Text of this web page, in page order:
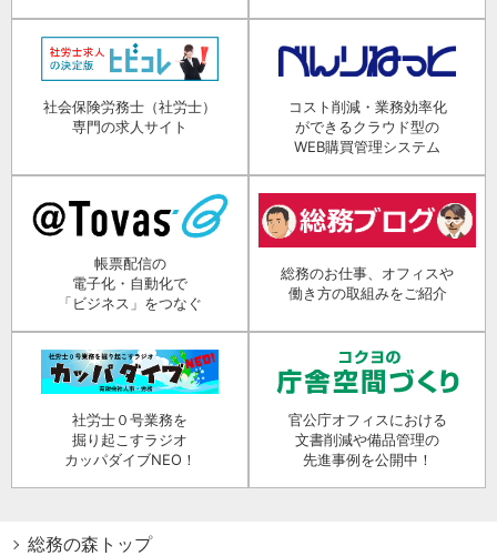
社会保険労務士（社労士）
専門の求人サイト
コスト削減・業務効率化
ができるクラウド型の
WEB購買管理システム
帳票配信の
電子化・自動化で
「ビジネス」をつなぐ
総務のお仕事、オフィスや
働き方の取組みをご紹介
社労士０号業務を
掘り起こすラジオ
カッパダイブNEO！
官公庁オフィスにおける
文書削減や備品管理の
先進事例を公開中！
総務の森トップ